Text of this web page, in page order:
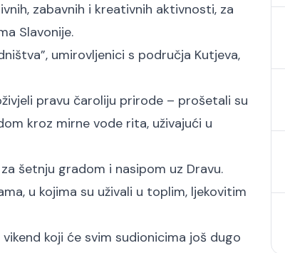
zabavnih i kreativnih aktivnosti, za
Slavonije.
umirovljenici s područja Kutjeva,
pravu čaroliju prirode – prošetali su
kroz mirne vode rita, uživajući u
šetnju gradom i nasipom uz Dravu.
u kojima su uživali u toplim, ljekovitim
koji će svim sudionicima još dugo